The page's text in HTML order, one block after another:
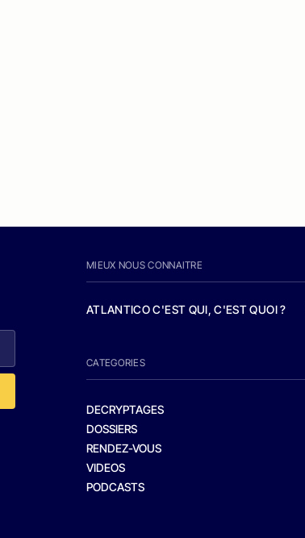
MIEUX NOUS CONNAITRE
ATLANTICO C'EST QUI, C'EST QUOI ?
CATEGORIES
DECRYPTAGES
DOSSIERS
RENDEZ-VOUS
VIDEOS
PODCASTS